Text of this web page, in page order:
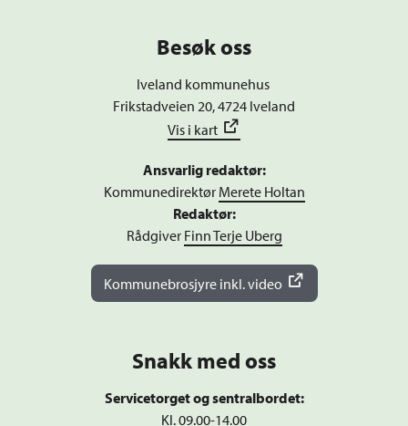
Besøk oss
Iveland kommunehus
Frikstadveien 20, 4724 Iveland
Vis i kart
Ansvarlig redaktør:
Kommunedirektør Merete Holtan
Redaktør:
Rådgiver Finn Terje Uberg
Kommunebrosjyre inkl. video
Snakk med oss
Servicetorget og sentralbordet:
Kl. 09.00-14.00